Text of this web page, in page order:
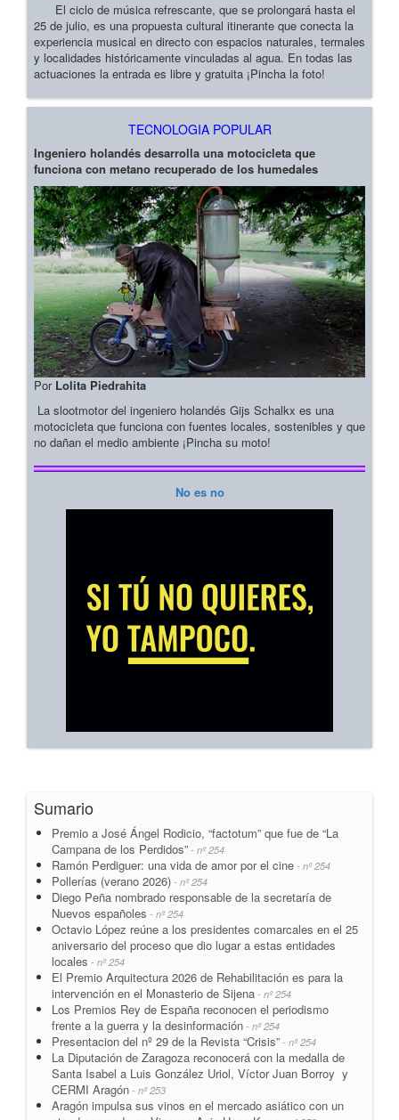
El ciclo de música refrescante, que se prolongará hasta el
25 de julio, es una propuesta cultural itinerante que conecta la
experiencia musical en directo con espacios naturales, termales
y localidades históricamente vinculadas al agua. En todas las
actuaciones la entrada es libre y gratuita ¡Pincha la foto!
TECNOLOGIA POPULAR
Ingeniero holandés desarrolla una motocicleta que
funciona con metano recuperado de los humedales
Por Lolita Piedrahita
La slootmotor del ingeniero holandés Gijs Schalkx es una
motocicleta que funciona con fuentes locales, sostenibles y que
no dañan el medio ambiente ¡Pincha su moto!
No es no
Sumario
Premio a José Ángel Rodicio, “factotum” que fue de “La
Campana de los Perdidos” - nº 254
Ramón Perdiguer: una vida de amor por el cine - nº 254
Pollerías (verano 2026) - nº 254
Diego Peña nombrado responsable de la secretaría de
Nuevos españoles - nº 254
Octavio López reúne a los presidentes comarcales en el 25
aniversario del proceso que dio lugar a estas entidades
locales - nº 254
El Premio Arquitectura 2026 de Rehabilitación es para la
intervención en el Monasterio de Sijena - nº 254
Los Premios Rey de España reconocen el periodismo
frente a la guerra y la desinformación - nº 254
Presentacion del nº 29 de la Revista “Crisis” - nº 254
La Diputación de Zaragoza reconocerá con la medalla de
Santa Isabel a Luis González Uriol, Víctor Juan Borroy y
CERMI Aragón - nº 253
Aragón impulsa sus vinos en el mercado asiático con un